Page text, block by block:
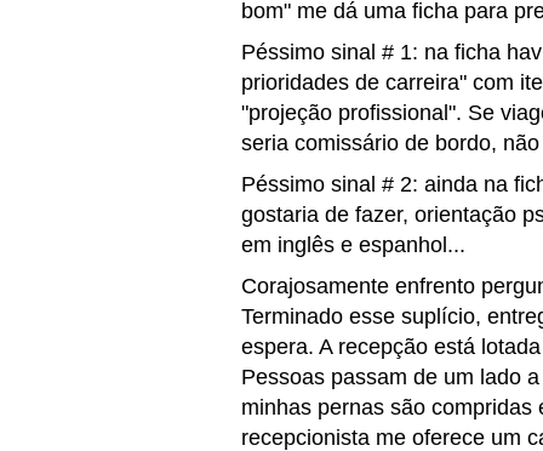
bom" me dá uma ficha para
Péssimo sinal # 1: na ficha
prioridades de carreira" com
"projeção profissional". Se
seria comissário de bordo,
Péssimo sinal # 2: ainda na
gostaria de fazer, orientação
em inglês e espanhol...
Corajosamente enfrento
Terminado esse suplício,
espera. A recepção está
Pessoas passam de um lado
minhas pernas são compridas
recepcionista me oferece um